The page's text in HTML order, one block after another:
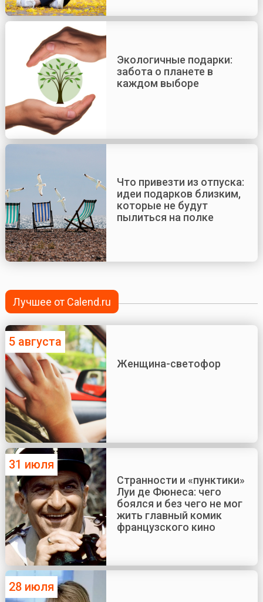
Экологичные подарки:
забота о планете в
каждом выборе
Что привезти из отпуска:
идеи подарков близким,
которые не будут
пылиться на полке
Лучшее от Calend.ru
5 августа
Женщина-светофор
31 июля
Странности и «пунктики»
Луи де Фюнеса: чего
боялся и без чего не мог
жить главный комик
французского кино
28 июля